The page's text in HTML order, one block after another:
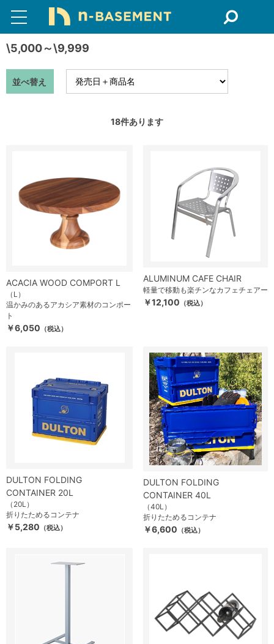
\5,000～\9,999
並べ替え
18件あります
ACACIA WOOD COMPORT L
（L）
温かみのあるアカシア素材のコンポー
ト
￥6,050 （税込）
ALUMINUM CAFE CHAIR
軽量で移動も楽チンなカフェチェアー
￥12,100 （税込）
DULTON FOLDING
CONTAINER 20L
（20L）
折りたためるコンテナ
￥5,280 （税込）
DULTON FOLDING
CONTAINER 40L
（40L）
折りたためるコンテナ
￥6,600 （税込）